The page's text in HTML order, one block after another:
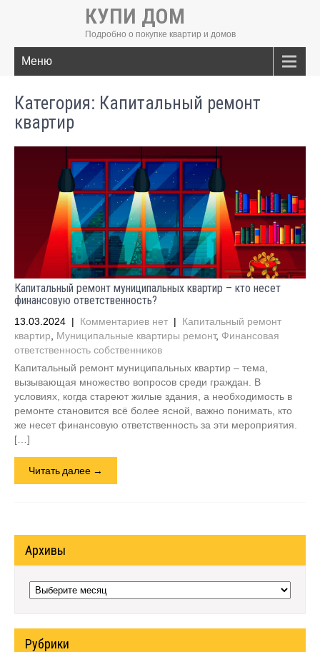
КУПИ ДОМ
Подробно о покупке квартир и домов
Меню
Категория: Капитальный ремонт
квартир
Капитальный ремонт муниципальных квартир – кто несет
финансовую ответственность?
13.03.2024 | Комментариев нет | Капитальный ремонт
квартир
Муниципальные квартиры ремонт, Финансовая
ответственность собственников
Капитальный ремонт муниципальных квартир – тема,
вызывающая множество вопросов среди граждан. В
условиях, когда стареют жилые здания, а необходимость в
ремонте становится всё более ясной, важно понимать, кто
же несет финансовую ответственность за эти мероприятия.
[…]
Читать далее →
Архивы
Архивы
Рубрики